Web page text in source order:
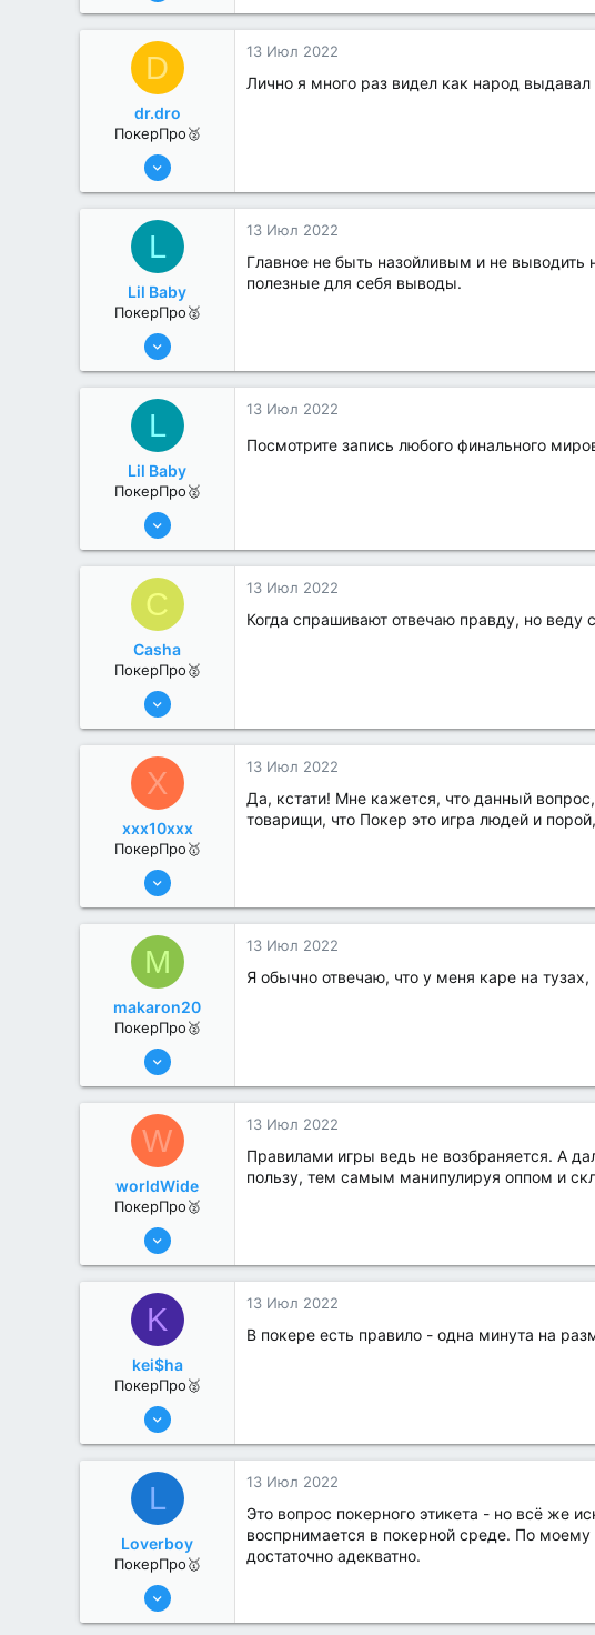
1
D
dr.dro
ПокерПро🥈
6 Июн 2022
0
13 Июл 2022
Лично я много раз видел как народ
L
Lil Baby
ПокерПро🥈
8 Июн 2022
1
13 Июл 2022
Главное не быть назойливым и не
полезные для себя выводы.
L
Lil Baby
ПокерПро🥈
8 Июн 2022
1
13 Июл 2022
Посмотрите запись любого финального
C
Casha
ПокерПро🥈
13 Июн 2022
0
13 Июл 2022
Когда спрашивают отвечаю правду, но веду
X
xxx10xxx
ПокерПро🥇
13 Июн 2022
1
13 Июл 2022
Да, кстати! Мне кажется, что данный
товарищи, что Покер это игра людей и
M
makaron20
ПокерПро🥈
13 Июн 2022
0
13 Июл 2022
Я обычно отвечаю, что у меня каре на
W
worldWide
ПокерПро🥈
13 Июн 2022
0
13 Июл 2022
Правилами игры ведь не возбраняется. А
пользу, тем самым манипулируя оппом и
K
kei$ha
ПокерПро🥈
8 Июн 2022
0
13 Июл 2022
В покере есть правило - одна минута на
L
Loverboy
ПокерПро🥇
8 Июн 2022
13 Июл 2022
Это вопрос покерного этикета - но всё же
воспрнимается в покерной среде. По
достаточно адекватно.